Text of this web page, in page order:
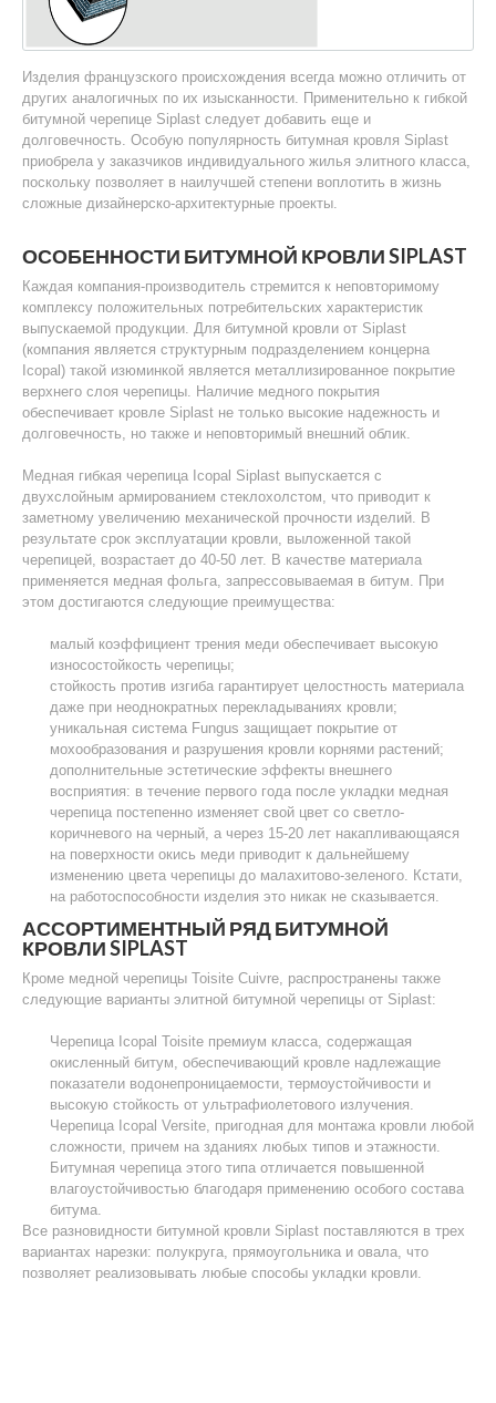
Изделия французского происхождения всегда можно отличить от
других аналогичных по их изысканности. Применительно к гибкой
битумной черепице Siplast следует добавить еще и
долговечность. Особую популярность битумная кровля Siplast
приобрела у заказчиков индивидуального жилья элитного класса,
поскольку позволяет в наилучшей степени воплотить в жизнь
сложные дизайнерско-архитектурные проекты.
ОСОБЕННОСТИ БИТУМНОЙ КРОВЛИ SIPLAST
Каждая компания-производитель стремится к неповторимому
комплексу положительных потребительских характеристик
выпускаемой продукции. Для битумной кровли от Siplast
(компания является структурным подразделением концерна
Icopal) такой изюминкой является металлизированное покрытие
верхнего слоя черепицы. Наличие медного покрытия
обеспечивает кровле Siplast не только высокие надежность и
долговечность, но также и неповторимый внешний облик.
Медная гибкая черепица Icopal Siplast выпускается с
двухслойным армированием стеклохолстом, что приводит к
заметному увеличению механической прочности изделий. В
результате срок эксплуатации кровли, выложенной такой
черепицей, возрастает до 40-50 лет. В качестве материала
применяется медная фольга, запрессовываемая в битум. При
этом достигаются следующие преимущества:
малый коэффициент трения меди обеспечивает высокую
износостойкость черепицы;
стойкость против изгиба гарантирует целостность материала
даже при неоднократных перекладываниях кровли;
уникальная система Fungus защищает покрытие от
мохообразования и разрушения кровли корнями растений;
дополнительные эстетические эффекты внешнего
восприятия: в течение первого года после укладки медная
черепица постепенно изменяет свой цвет со светло-
коричневого на черный, а через 15-20 лет накапливающаяся
на поверхности окись меди приводит к дальнейшему
изменению цвета черепицы до малахитово-зеленого. Кстати,
на работоспособности изделия это никак не сказывается.
АССОРТИМЕНТНЫЙ РЯД БИТУМНОЙ
КРОВЛИ SIPLAST
Кроме медной черепицы Toisite Cuivre, распространены также
следующие варианты элитной битумной черепицы от Siplast:
Черепица Icopal Toisite премиум класса, содержащая
окисленный битум, обеспечивающий кровле надлежащие
показатели водонепроницаемости, термоустойчивости и
высокую стойкость от ультрафиолетового излучения.
Черепица Icopal Versite, пригодная для монтажа кровли любой
сложности, причем на зданиях любых типов и этажности.
Битумная черепица этого типа отличается повышенной
влагоустойчивостью благодаря применению особого состава
битума.
Все разновидности битумной кровли Siplast поставляются в трех
вариантах нарезки: полукруга, прямоугольника и овала, что
позволяет реализовывать любые способы укладки кровли.